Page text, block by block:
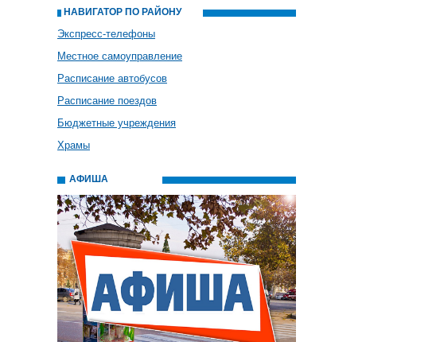
НАВИГАТОР ПО РАЙОНУ
Экспресс-телефоны
Местное самоуправление
Расписание автобусов
Расписание поездов
Бюджетные учреждения
Храмы
АФИША